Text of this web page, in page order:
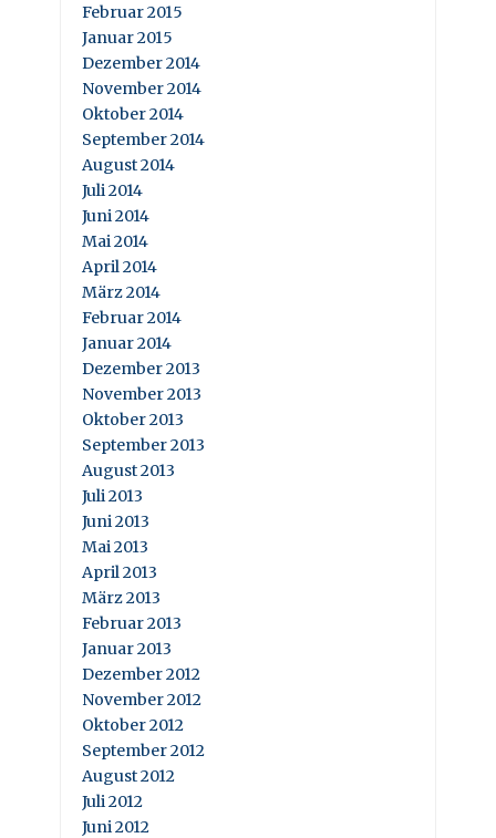
Februar 2015
Januar 2015
Dezember 2014
November 2014
Oktober 2014
September 2014
August 2014
Juli 2014
Juni 2014
Mai 2014
April 2014
März 2014
Februar 2014
Januar 2014
Dezember 2013
November 2013
Oktober 2013
September 2013
August 2013
Juli 2013
Juni 2013
Mai 2013
April 2013
März 2013
Februar 2013
Januar 2013
Dezember 2012
November 2012
Oktober 2012
September 2012
August 2012
Juli 2012
Juni 2012